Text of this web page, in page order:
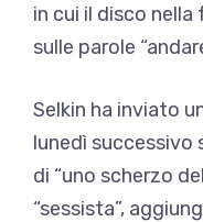
in cui il disco
sulle parole
Selkin ha inviato
lunedì
di “uno scherzo
“sessista”,